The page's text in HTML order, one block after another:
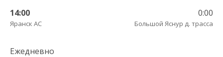
14:00
Яранск АС
0:00
Большой Яснур д. трасса
Ежедневно